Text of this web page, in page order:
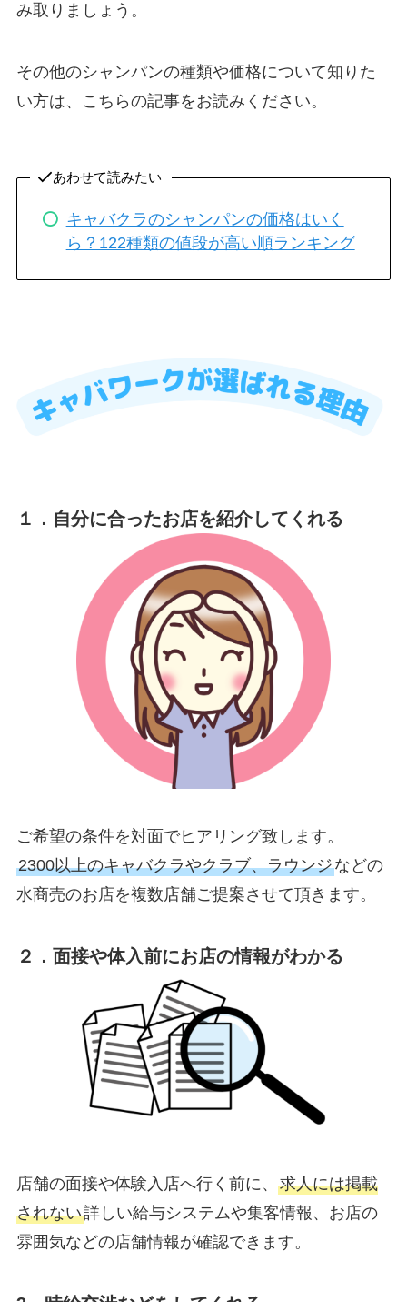
み取りましょう。
その他のシャンパンの種類や価格について知りた
い方は、こちらの記事をお読みください。
あわせて読みたい
キャバクラのシャンパンの価格はいく
ら？122種類の値段が高い順ランキング
１．自分に合ったお店を紹介してくれる
ご希望の条件を対面でヒアリング致します。
2300以上のキャバクラやクラブ、ラウンジなどの
水商売のお店を複数店舗ご提案させて頂きます。
２．面接や体入前にお店の情報がわかる
店舗の面接や体験入店へ行く前に、 求人には掲載
されない詳しい給与システムや集客情報、お店の
雰囲気などの店舗情報が確認できます。